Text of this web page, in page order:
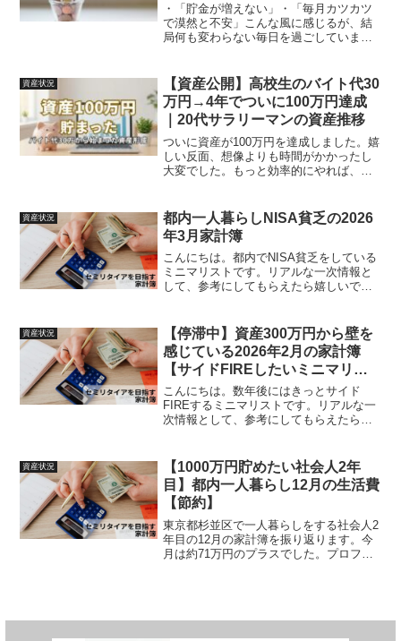
・「貯金が増えない」・「毎月カツカツ
で漠然と不安」こんな風に感じるが、結
局何も変わらない毎日を過ごしていませ
資産状況
【資産公開】高校生のバイト代30
万円→4年でついに100万円達成
｜20代サラリーマンの資産推移
ついに資産が100万円を達成しました。嬉
しい反面、想像よりも時間がかかったし
大変でした。もっと効率的にやれば、大
資産状況
都内一人暮らしNISA貧乏の2026
年3月家計簿
こんにちは。都内でNISA貧乏をしている
ミニマリストです。リアルな一次情報と
して、参考にしてもらえたら嬉しいで
資産状況
【停滞中】資産300万円から壁を
感じている2026年2月の家計簿
【サイドFIREしたいミニマリス
ト】
こんにちは。数年後にはきっとサイド
FIREするミニマリストです。リアルな一
次情報として、参考にしてもらえたら嬉
資産状況
【1000万円貯めたい社会人2年
目】都内一人暮らし12月の生活費
【節約】
東京都杉並区で一人暮らしをする社会人2
年目の12月の家計簿を振り返ります。今
月は約71万円のプラスでした。プロフィ